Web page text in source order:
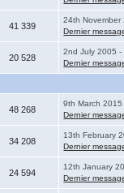
41 339
24th November
Dernier
20 528
2nd July 2005 -
Dernier
48 268
9th March 2015
Dernier
34 208
13th February
Dernier
24 594
12th January
Dernier